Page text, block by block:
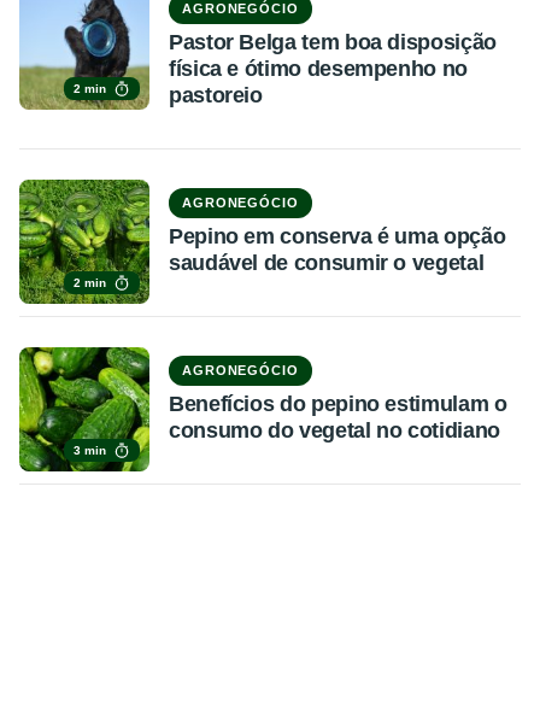
2 min
AGRONEGÓCIO
Pastor Belga tem boa disposição
física e ótimo desempenho no
pastoreio
2 min
AGRONEGÓCIO
Pepino em conserva é uma opção
saudável de consumir o vegetal
3 min
AGRONEGÓCIO
Benefícios do pepino estimulam o
consumo do vegetal no cotidiano